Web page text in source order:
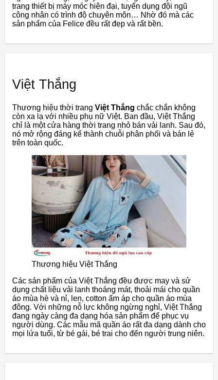
trang thiết bị máy móc hiện đại, tuyển dụng đội ngũ
công nhân có trình độ chuyên môn… Nhờ đó mà các
sản phẩm của Felice đều rất đẹp và rất bền.
Việt Thắng
Thương hiệu thời trang Việt Thắng chắc chắn không
còn xa lạ với nhiều phụ nữ Việt. Ban đầu, Việt Thắng
chỉ là một cửa hàng thời trang nhỏ bán vải lanh. Sau đó,
nó mở rộng đáng kể thành chuỗi phân phối và bán lẻ
trên toàn quốc.
Thương hiệu Việt Thắng
Các sản phẩm của Việt Thắng đều được may và sử
dụng chất liệu vải lanh thoáng mát, thoải mái cho quần
áo mùa hè và nỉ, len, cotton ấm áp cho quần áo mùa
đông. Với những nỗ lực không ngừng nghỉ, Việt Thắng
đang ngày càng đa dạng hóa sản phẩm để phục vụ
người dùng. Các mẫu mã quần áo rất đa dạng dành cho
mọi lứa tuổi, từ bé gái, bé trai cho đến người trung niên.